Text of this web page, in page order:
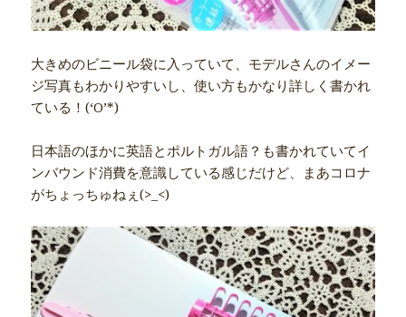
大きめのビニール袋に入っていて、モデルさんのイメー
ジ写真もわかりやすいし、使い方もかなり詳しく書かれ
ている！(‘O’*)
日本語のほかに英語とポルトガル語？も書かれていてイ
ンバウンド消費を意識している感じだけど、まあコロナ
がちょっちゅねぇ(>_<)